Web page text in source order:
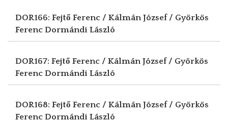
DOR166: Fejtő Ferenc / Kálmán József / Györkös
Ferenc Dormándi László
DOR167: Fejtő Ferenc / Kálmán József / Györkös
Ferenc Dormándi László
DOR168: Fejtő Ferenc / Kálmán József / Györkös
Ferenc Dormándi László